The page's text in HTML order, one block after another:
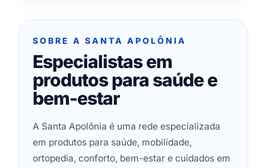
SOBRE A SANTA APOLÔNIA
Especialistas em
produtos para saúde e
bem-estar
A Santa Apolônia é uma rede especializada
em produtos para saúde, mobilidade,
ortopedia, conforto, bem-estar e cuidados em